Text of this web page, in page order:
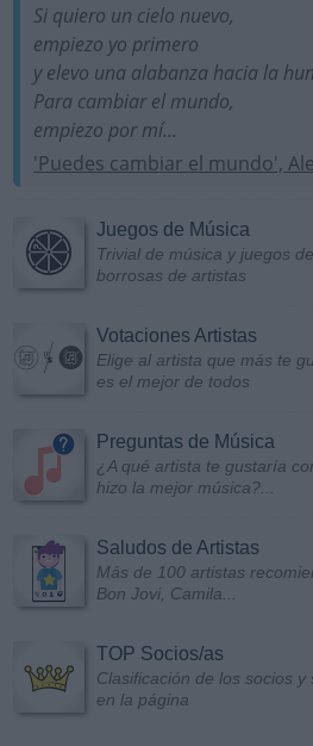
Si quiero un cielo nuevo,
empiezo yo primero
y elevo una alabanza hacia la
Para cambiar el mundo,
empiezo por mí...
'Puedes cambiar el mundo',
Juegos de Música
Trivial de música y juegos
borrosas de artistas
Votaciones Artistas
Elige al artista que más te
es el mejor de todos
Preguntas de Música
¿A qué artista te gustaría
hizo la mejor música?...
Saludos de Artistas
Más de 100 artistas
Bon Jovi, Camila...
TOP Socios/as
Clasificación de los socios
en la página